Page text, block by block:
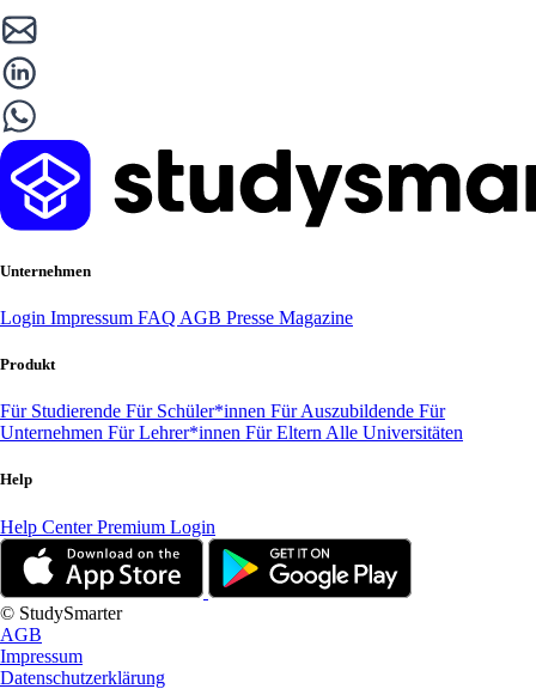
Unternehmen
Login Impressum FAQ AGB Presse Magazine
Produkt
Für Studierende Für Schüler*innen Für Auszubildende Für
Unternehmen Für Lehrer*innen Für Eltern Alle Universitäten
Help
Help CenterPremium Login
© StudySmarter
AGB
Impressum
Datenschutzerklärung